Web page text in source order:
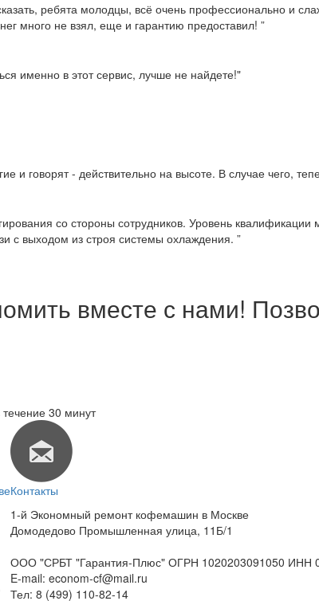
ребята молодцы, всё очень профессионально и
много не взял, еще и гарантию предоставил! ”
именно в этот сервис, лучше не найдете!"
и говорят - действительно на высоте. В случае чего,
со стороны сотрудников. Уровень
с выходом из строя системы охлаждения. ”
вместе с нами!
30 минут
Контакты
1-й Экономный ремонт кофемашин в Москве
Домодедово Промышленная улица, 11Б/1
ООО "СРБТ "Гарантия-Плюс" ОГРН 1020203091050 ИНН
E-mail: econom-cf@mail.ru
Тел: 8 (499) 110-82-14